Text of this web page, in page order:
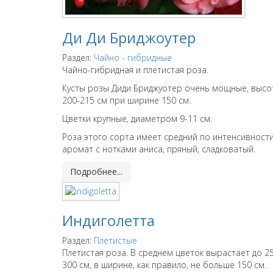
Ди Ди Бриджоутер
Раздел: Чайно - гибридные
Чайно-гибридная и плетистая роза.
Кусты розы Диди Бриджуотер очень мощные,
200-215 см при ширине 150 см.
Цветки крупные, диаметром 9-11 см.
Роза этого сорта имеет средний по интенсивности
аромат с нотками аниса, пряный, сладковатый.
Подробнее...
Индиголетта
Раздел: Плетистые
Плетистая роза. В среднем цветок вырастает до
300 см, в ширине, как правило, не больше 150 см.